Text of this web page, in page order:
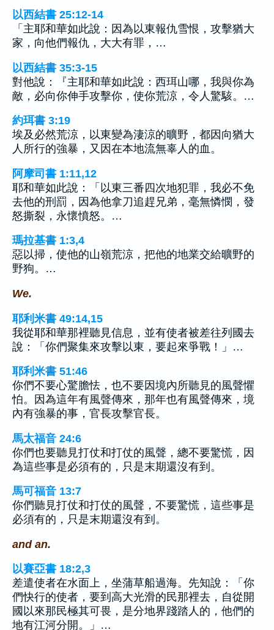
以西結書 25:12-14
「主耶和華如此說：因為以東報仇雪恨，攻擊猶大
家，向他們報仇，大大有罪，…
以西結書 35:3-15
對他說：『主耶和華如此說：西珥山哪，我與你為
敵，必向你伸手攻擊你，使你荒涼，令人驚駭。…
約珥書 3:19
埃及必然荒涼，以東變為淒涼的曠野，都因向猶大
人所行的強暴，又因在本地流無辜人的血。
阿摩司書 1:11,12
耶和華如此說：「以東三番四次地犯罪，我必不免
去他的刑罰，因為他拿刀追趕兄弟，毫無憐憫，發
怒撕裂，永懷憤怒。…
瑪拉基書 1:3,4
惡以掃，使他的山嶺荒涼，把他的地業交給曠野的
野狗。…
We.
耶利米書 49:14,15
我從耶和華那裡聽見信息，並有使者被差往列國去
說：「你們聚集來攻擊以東，要起來爭戰！」…
耶利米書 51:46
你們不要心驚膽怯，也不要因境內所聽見的風聲懼
怕。因為這年有風聲傳來，那年也有風聲傳來，境
內有強暴的事，官長攻擊官長。
馬太福音 24:6
你們也要聽見打仗和打仗的風聲，總不要驚慌，因
為這些事是必須有的，只是末期還沒有到。
馬可福音 13:7
你們聽見打仗和打仗的風聲，不要驚慌，這些事是
必須有的，只是末期還沒有到。
and an.
以賽亞書 18:2,3
差遣使者在水面上，坐蒲草船過海。先知說：「你
們快行的使者，要到高大光滑的民那裡去，自從開
國以來那民極其可畏，是分地界踐踏人的，他們的
地有江河分開。」…